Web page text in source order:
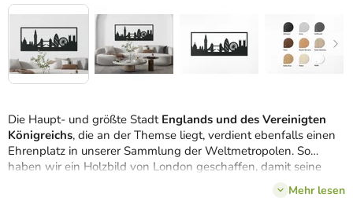
Die Haupt- und größte Stadt Englands und des Vereinigten
Königreichs, die an der Themse liegt, verdient ebenfalls einen
Ehrenplatz in unserer Sammlung der Weltmetropolen. So
haben wir ein Holzbild von London geschaffen, damit seine
8 FarbenMehr lesen